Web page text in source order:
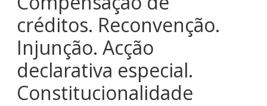
de
Coimbra
créditos. Reconvenção.
Injunção. Acção
declarativa especial.
Constitucionalidade